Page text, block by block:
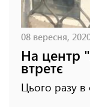
08 вересня,
На центр
втретє
Цього разу в